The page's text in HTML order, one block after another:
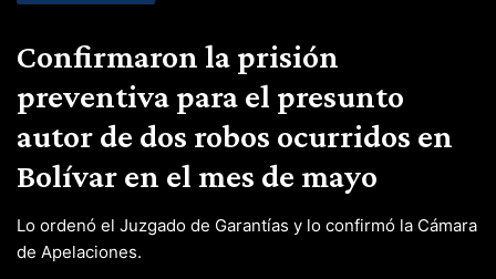
Confirmaron la prisión
preventiva para el presunto
autor de dos robos ocurridos en
Bolívar en el mes de mayo
Lo ordenó el Juzgado de Garantías y lo confirmó la Cámara
de Apelaciones.